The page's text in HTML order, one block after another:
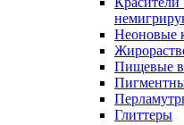
Неоновые
Пищевые
Глиттеры